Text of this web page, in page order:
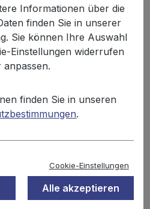
Grundpreis
Informationen über die
finden Sie in unserer
Sie können Ihre Auswahl
Einstellungen widerrufen
anpassen.
finden Sie in unseren
.
Cookie-Einstellungen
Alle akzeptieren